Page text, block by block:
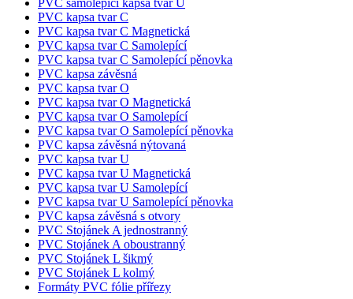
PVC samolepící kapsa tvar U
PVC kapsa tvar C
PVC kapsa tvar C Magnetická
PVC kapsa tvar C Samolepící
PVC kapsa tvar C Samolepící pěnovka
PVC kapsa závěsná
PVC kapsa tvar O
PVC kapsa tvar O Magnetická
PVC kapsa tvar O Samolepící
PVC kapsa tvar O Samolepící pěnovka
PVC kapsa závěsná nýtovaná
PVC kapsa tvar U
PVC kapsa tvar U Magnetická
PVC kapsa tvar U Samolepící
PVC kapsa tvar U Samolepící pěnovka
PVC kapsa závěsná s otvory
PVC Stojánek A jednostranný
PVC Stojánek A oboustranný
PVC Stojánek L šikmý
PVC Stojánek L kolmý
Formáty PVC fólie přířezy